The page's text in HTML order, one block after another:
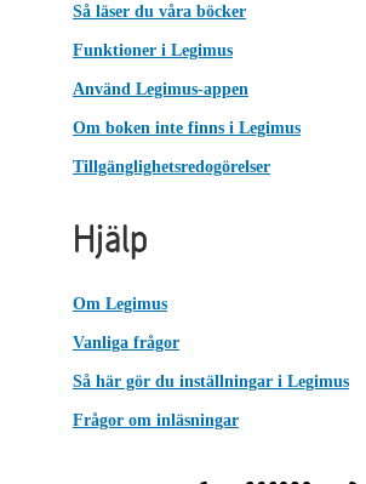
Så läser du våra böcker
Funktioner i Legimus
Använd Legimus-appen
Om boken inte finns i Legimus
Tillgänglighetsredogörelser
Hjälp
Om Legimus
Vanliga frågor
Så här gör du inställningar i Legimus
Frågor om inläsningar